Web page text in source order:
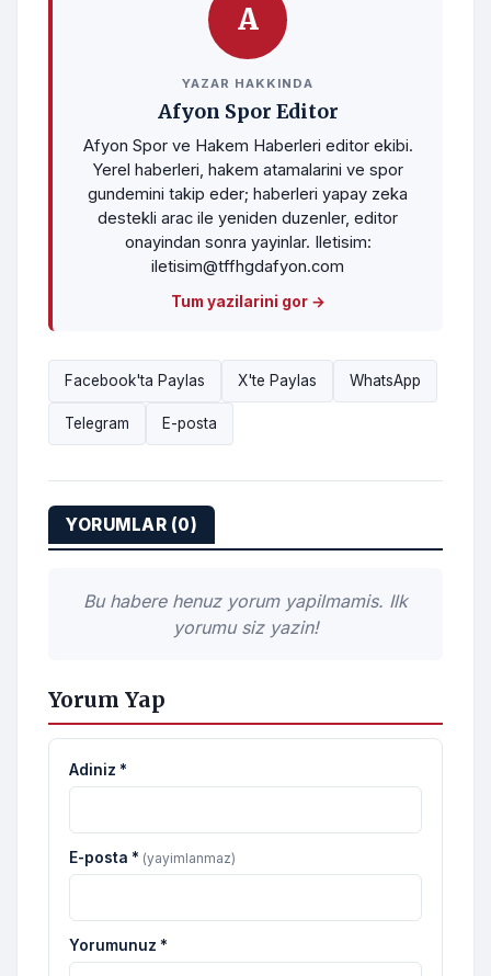
A
YAZAR HAKKINDA
Afyon Spor Editor
Afyon Spor ve Hakem Haberleri editor ekibi.
Yerel haberleri, hakem atamalarini ve spor
gundemini takip eder; haberleri yapay zeka
destekli arac ile yeniden duzenler, editor
onayindan sonra yayinlar. Iletisim:
iletisim@tffhgdafyon.com
Tum yazilarini gor →
Facebook'ta Paylas X'te Paylas WhatsApp
Telegram E-posta
YORUMLAR (0)
Bu habere henuz yorum yapilmamis. Ilk
yorumu siz yazin!
Yorum Yap
Adiniz *
E-posta * (yayimlanmaz)
Yorumunuz *